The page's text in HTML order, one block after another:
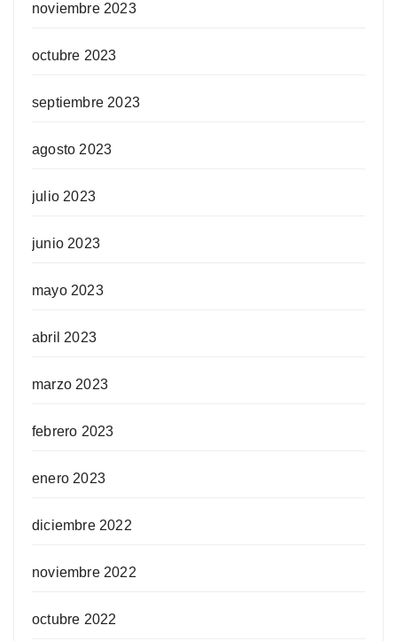
noviembre 2023
octubre 2023
septiembre 2023
agosto 2023
julio 2023
junio 2023
mayo 2023
abril 2023
marzo 2023
febrero 2023
enero 2023
diciembre 2022
noviembre 2022
octubre 2022